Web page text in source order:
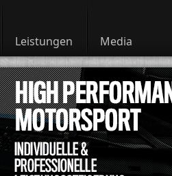
Leistungen Media